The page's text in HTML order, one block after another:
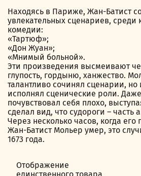
Находясь в Париже, Жан-Батист
увлекательных сценариев,
комедии:
«Тартюф»;
«Дон Жуан»;
«Мнимый больной».
Эти произведения высмеивают
глупость, гордыню, ханжество.
талантливо сочинял сценарии, но
исполнял сценические роли.
почувствовал себя плохо,
сделал вид, что судороги – часть
Через несколько часов, когда
Жан-Батист Мольер умер, это
1673 года.
Отображение